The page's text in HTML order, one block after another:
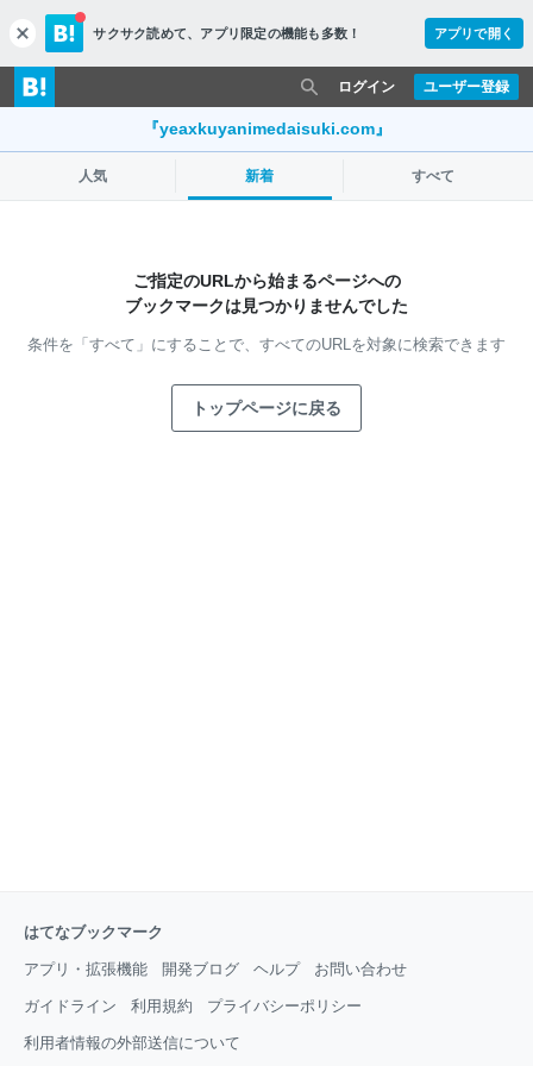
c
l
o
s
サクサク読めて、 アプリ限定の機能も多数！ アプリで開く
ユーザー登録
ログイン
『yeaxkuyanimedaisuki.com』
人気 新着 すべて
ご指定のURLから始まるページへの
ブックマークは見つかりませんでした
条件を「すべて」にすることで、 すべてのURLを対象に検索できます
トップページに戻る
はてなブックマーク
アプリ・拡張機能 開発ブログ ヘルプ お問い合わせ
ガイドライン 利用規約 プライバシーポリシー
利用者情報の外部送信について